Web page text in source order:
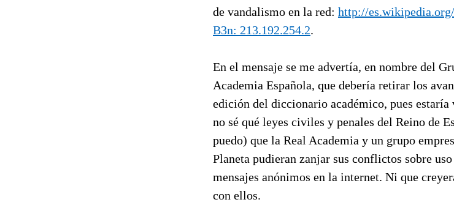
de vandalismo en la red: http://
B3n: 213.192.254.2.
En el mensaje se me advertía, en nombre del
Academia Española, que debería retirar los
edición del diccionario académico, pues
no sé qué leyes civiles y penales del Reino de
puedo) que la Real Academia y un grupo
Planeta pudieran zanjar sus conflictos sobre
mensajes anónimos en la internet. Ni que
con ellos.